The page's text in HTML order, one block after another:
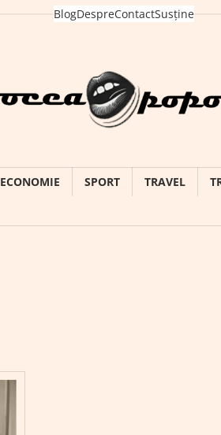
BlogDespreContactSusține
ECONOMIE SPORT TRAVEL